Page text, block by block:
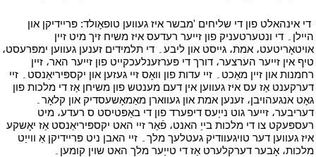
די אינהאלט פון די שליחים 'מבשר איז געווען טופאָולד: פּריידיקן און
היילן۔ די ונטערטעניק פון זייער רעדעס איז משיח זיך מיט זיין
אויטאָריטעט، אמת، גייסט און ליבע۔ די תלמידים זענען געווען ימפּרעסט،
טיף אין זייער הערצער، דורך די פּערזענלעכקייט פון זייער האר، זיין
רחמנות און זיין מאַכט۔ זיי עדות פון וואָס זיי געזען און יקספּיריאַנסט۔ זיי
דערקענט אַז עס איז געווען אין דעם מענטש פון משיחן אַז די מלכות פון
גאָט אנגעהויבן، זענען אמת און געווארן מאַמאָשעסדיק און קלאָר۔
דעריבער، זייער גוט נייַעס דיפערד פון די באַפּטיסט ס רעדע، מיט
רעספּעקט צו די מלכות בייַ האנט، פֿאַר זיי האט יקספּיריאַנסט אַז יאָשקע
איז געווען דער טויגעוודיק געטלעך מלך۔ זיי האבן ניט פּריידיקן אַ ווייַט
מלכות، אָבער דערקלערט אַז די טייַער מלך האט שוין קומען۔